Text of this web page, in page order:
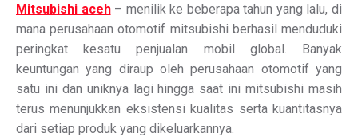
Mitsubishi aceh– menilik ke beberapa tahun yang lalu, di
mana perusahaan otomotif mitsubishi berhasil menduduki
peringkat kesatu penjualan mobil global. Banyak
keuntungan yang diraup oleh perusahaan otomotif yang
satu ini dan uniknya lagi hingga saat ini mitsubishi masih
terus menunjukkan eksistensi kualitas serta kuantitasnya
dari setiap produk yang dikeluarkannya.